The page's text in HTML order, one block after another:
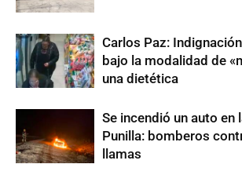
Carlos Paz:
bajo la modalidad de
una dietética
Se incendió un auto en
Punilla: bomberos
llamas